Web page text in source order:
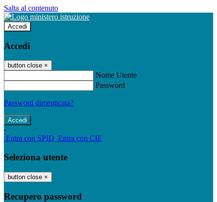
Salta al contenuto
Accedi
Accedi
button close ×
Nome Utente
Password
Password dimenticata?
-
Entra con SPID Entra con CIE
Seleziona utente
button close ×
Recupero password